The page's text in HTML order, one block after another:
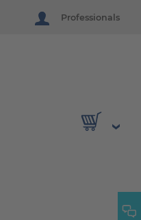
Professionals